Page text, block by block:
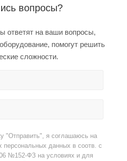
вопросы?
ответят на ваши вопросы,
помогут решить
сложности.
"Отправить", я соглашаюсь на
персональных данных в соотв. с
№152-ФЗ на условиях и для